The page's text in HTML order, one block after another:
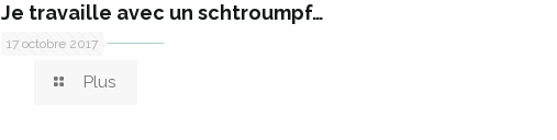
17 octobre 2017
Je travaille avec un schtroumpf…
Plus